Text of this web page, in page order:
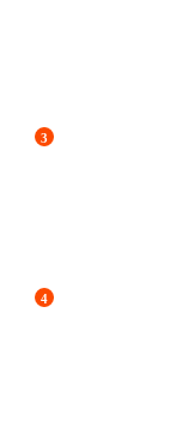
3
4